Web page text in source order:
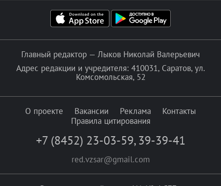
Главный редактор — Лыков Николай Валерьевич
Адрес редакции и учредителя: 410031, Саратов, ул.
Комсомольская, 52
О проекте Вакансии Реклама
Контакты
Правила цитирования
+7 (8452) 23-03-59, 39-39-41
red.vzsar@gmail.com